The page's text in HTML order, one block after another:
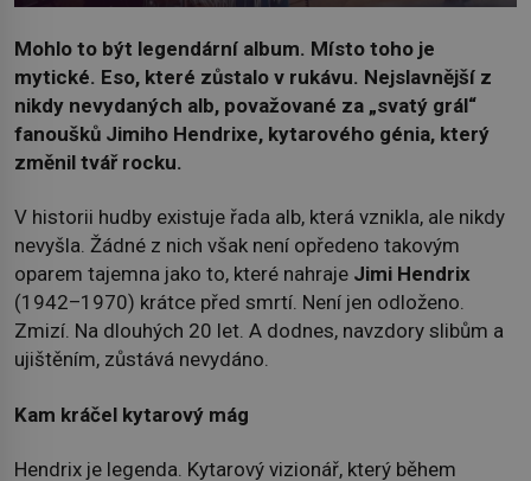
Mohlo to být legendární album. Místo toho je
mytické. Eso, které zůstalo v rukávu. Nejslavnější z
nikdy nevydaných alb, považované za „svatý grál“
fanoušků Jimiho Hendrixe, kytarového génia, který
změnil tvář rocku.
V historii hudby existuje řada alb, která vznikla, ale nikdy
nevyšla. Žádné z nich však není opředeno takovým
oparem tajemna jako to, které nahraje Jimi Hendrix
(1942–1970) krátce před smrtí. Není jen odloženo.
Zmizí. Na dlouhých 20 let. A dodnes, navzdory slibům a
ujištěním, zůstává nevydáno.
Kam kráčel kytarový mág
Hendrix je legenda. Kytarový vizionář, který během